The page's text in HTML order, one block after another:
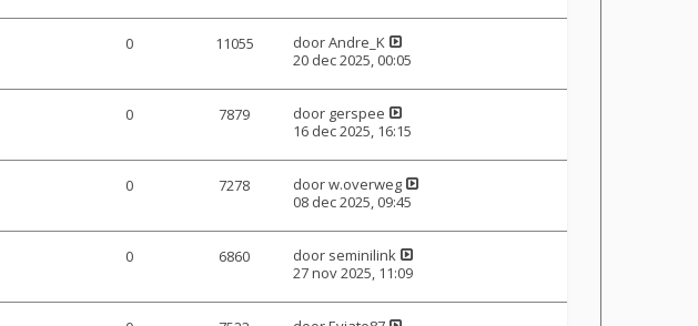
0 11055 doorAndre_K
20 dec 2025, 00:05
0 7879 door gerspee
16 dec 2025, 16:15
0 7278 doorw.overweg
08 dec 2025, 09:45
0 6860 door seminilink
27 nov 2025, 11:09